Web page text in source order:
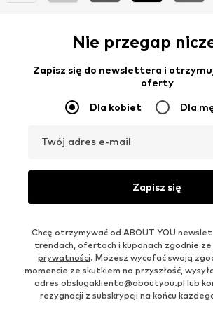
Nie przegap
Zapisz się do newslettera i
oferty
Dla kobiet Dla
Twój adres e-mail
Zapisz się
Chcę otrzymywać od ABOUT YOU
trendach, ofertach i kuponach zgodnie
prywatności. Możesz wycofać swoją
momencie ze skutkiem na przyszłość,
adres obslugaklienta@aboutyou.pl lub
rezygnacji z subskrypcji na końcu